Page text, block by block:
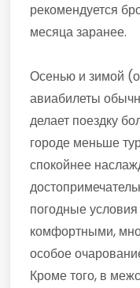
рекомендуется
месяца заранее.
Осенью и зимой
авиабилеты
делает поездку
городе меньше
спокойнее
погодные
комфортными,
особое
Кроме того, в